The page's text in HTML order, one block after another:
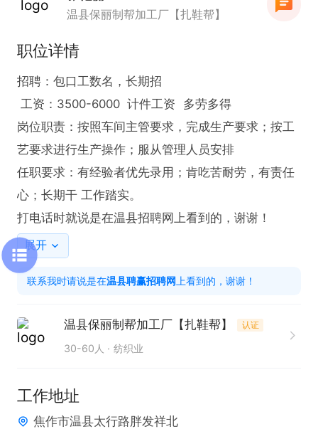
温县保丽制帮加工厂【扎鞋帮】
职位详情
招聘：包口工数名，长期招
工资：3500-6000  计件工资  多劳多得
岗位职责：按照车间主管要求，完成生产要求；按工
艺要求进行生产操作；服从管理人员安排
任职要求：有经验者优先录用；肯吃苦耐劳，有责任
心；长期干 工作踏实。
打电话时就说是在温县招聘网上看到的，谢谢！
展开
联系我时请说是在温县聘赢招聘网 上看到的，谢谢！
温县保丽制帮加工厂【扎鞋帮】 认证
30-60人 纺织业
工作地址
焦作市温县太行路胖发祥北